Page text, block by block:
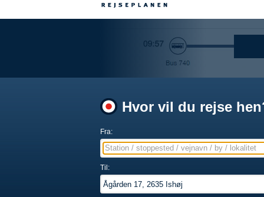
Hvor vil du rejse
Fra:
Station / stoppested / vejnavn / by / lokalitet
Til: